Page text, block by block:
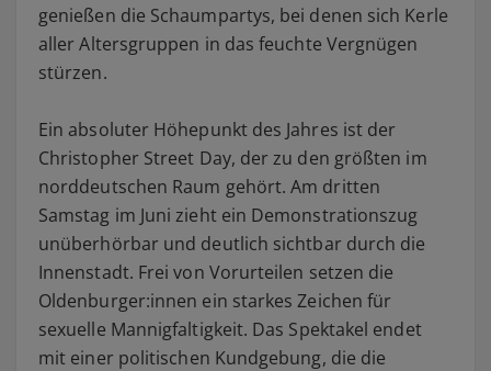
genießen die Schaumpartys, bei denen sich Kerle
aller Altersgruppen in das feuchte Vergnügen
stürzen.
Ein absoluter Höhepunkt des Jahres ist der
Christopher Street Day, der zu den größten im
norddeutschen Raum gehört. Am dritten
Samstag im Juni zieht ein Demonstrationszug
unüberhörbar und deutlich sichtbar durch die
Innenstadt. Frei von Vorurteilen setzen die
Oldenburger:innen ein starkes Zeichen für
sexuelle Mannigfaltigkeit. Das Spektakel endet
mit einer politischen Kundgebung, die die